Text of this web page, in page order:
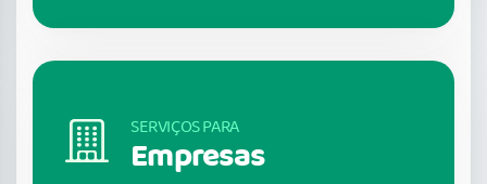
SERVIÇOS PARA
Empresas